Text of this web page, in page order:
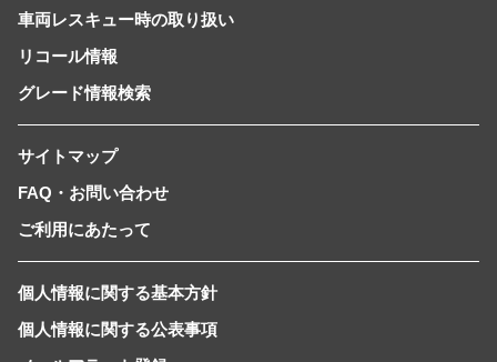
車両レスキュー時の取り扱い
リコール情報
グレード情報検索
サイトマップ
FAQ・お問い合わせ
ご利用にあたって
個人情報に関する基本方針
個人情報に関する公表事項